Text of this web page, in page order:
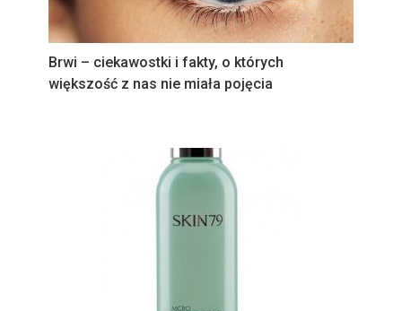
Brwi – ciekawostki i fakty, o których
większość z nas nie miała pojęcia